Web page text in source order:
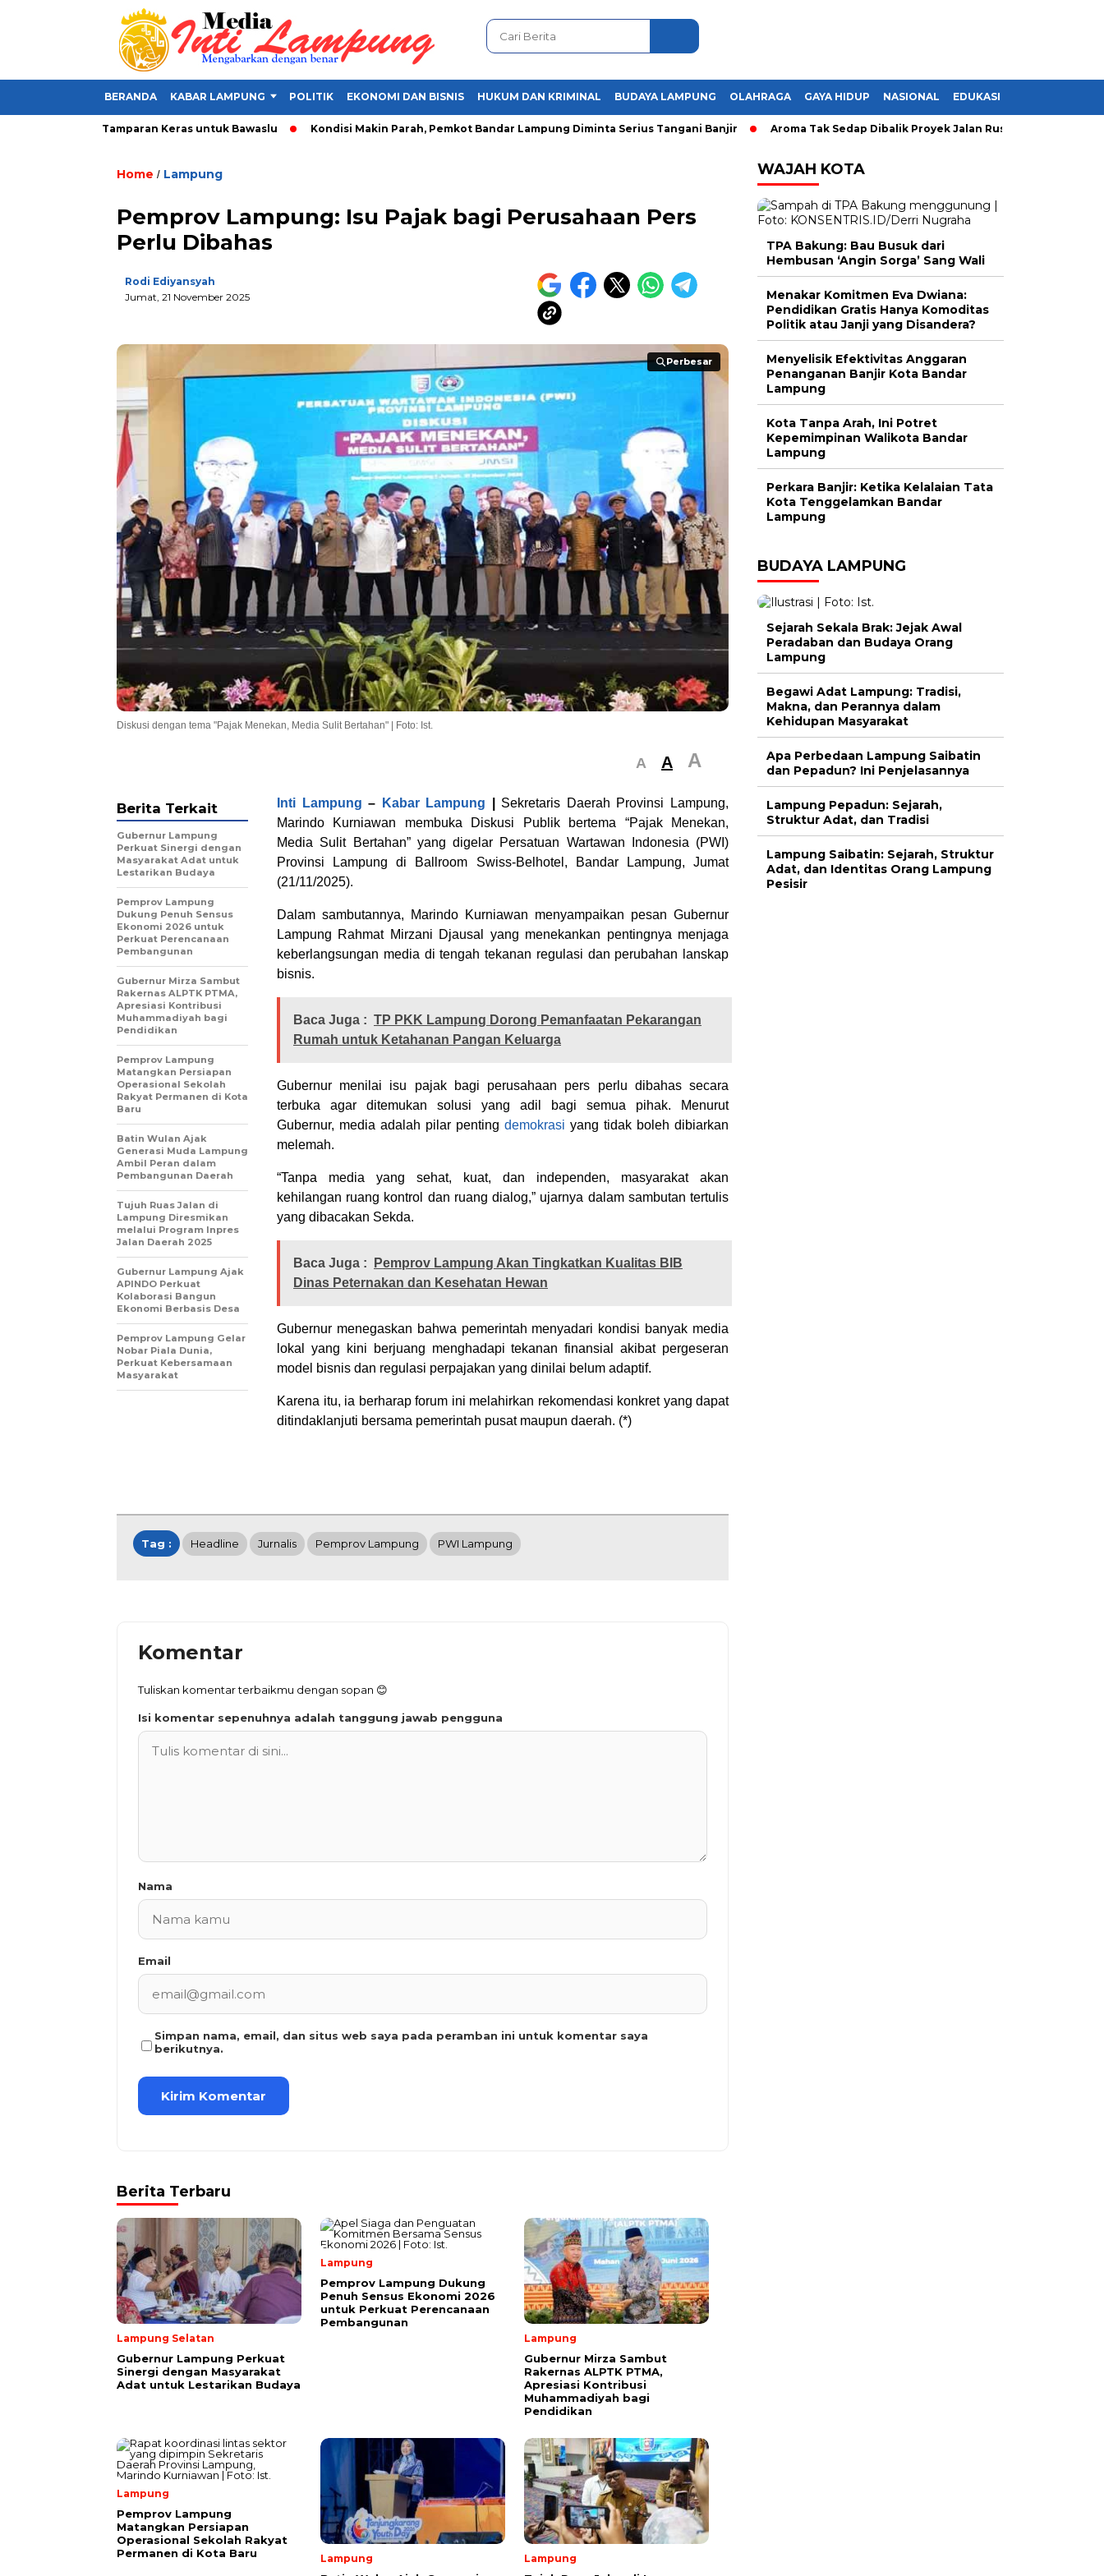
BERANDA KABAR LAMPUNG POLITIK EKONOMI DAN BISNIS HUKUM DAN KRIMINAL BUDAYA LAMPUNG OLAHRAGA GAYA HIDUP NASIONAL EDUKASI
Politik, Tamparan Keras untuk Bawaslu Kondisi Makin Parah, Pemkot Bandar Lampung Diminta Serius Tangani Banjir Aroma Tak Sedap Dibalik Proyek Jalan Rusak di Lampung,
Home / Lampung
Pemprov Lampung: Isu Pajak bagi Perusahaan Pers
Perlu Dibahas
Rodi Ediyansyah
Jumat, 21 November 2025
Perbesar
Perbesar
Diskusi dengan tema "Pajak Menekan, Media Sulit Bertahan" | Foto: Ist.
A A A
Inti Lampung – Kabar Lampung
Sekretaris Daerah Provinsi Lampung,
Marindo Kurniawan membuka Diskusi Publik bertema “Pajak Menekan,
Media Sulit Bertahan” yang digelar Persatuan Wartawan Indonesia (PWI)
Provinsi Lampung di Ballroom Swiss-Belhotel, Bandar Lampung, Jumat
(21/11/2025).
Dalam sambutannya, Marindo Kurniawan menyampaikan pesan Gubernur
Lampung Rahmat Mirzani Djausal yang menekankan pentingnya menjaga
keberlangsungan media di tengah tekanan regulasi dan perubahan lanskap
bisnis.
Baca Juga : TP PKK Lampung Dorong Pemanfaatan Pekarangan
Rumah untuk Ketahanan Pangan Keluarga
Gubernur menilai isu pajak bagi perusahaan pers perlu dibahas secara
terbuka agar ditemukan solusi yang adil bagi semua pihak. Menurut
Gubernur, media adalah pilar penting demokrasi yang tidak boleh dibiarkan
melemah.
“Tanpa media yang sehat, kuat, dan independen, masyarakat akan
kehilangan ruang kontrol dan ruang dialog,” ujarnya dalam sambutan tertulis
yang dibacakan Sekda.
Baca Juga :
Pemprov Lampung Akan Tingkatkan Kualitas BIB
Dinas Peternakan dan Kesehatan Hewan
Gubernur menegaskan bahwa pemerintah menyadari kondisi banyak media
lokal yang kini berjuang menghadapi tekanan finansial akibat pergeseran
model bisnis dan regulasi perpajakan yang dinilai belum adaptif.
Karena itu, ia berharap forum ini melahirkan rekomendasi konkret yang dapat
ditindaklanjuti bersama pemerintah pusat maupun daerah. (*)
Berita Terkait
Gubernur Lampung
Perkuat Sinergi dengan
Masyarakat Adat untuk
Lestarikan Budaya
Pemprov Lampung
Dukung Penuh Sensus
Ekonomi 2026 untuk
Perkuat Perencanaan
Pembangunan
Gubernur Mirza Sambut
Rakernas ALPTK PTMA,
Apresiasi Kontribusi
Muhammadiyah bagi
Pendidikan
Pemprov Lampung
Matangkan Persiapan
Operasional Sekolah
Rakyat Permanen di Kota
Baru
Batin Wulan Ajak
Generasi Muda Lampung
Ambil Peran dalam
Pembangunan Daerah
Tujuh Ruas Jalan di
Lampung Diresmikan
melalui Program Inpres
Jalan Daerah 2025
Gubernur Lampung Ajak
APINDO Perkuat
Kolaborasi Bangun
Ekonomi Berbasis Desa
Pemprov Lampung Gelar
Nobar Piala Dunia,
Perkuat Kebersamaan
Masyarakat
Tag : Headline Jurnalis Pemprov Lampung PWI Lampung
Komentar
Tuliskan komentar terbaikmu dengan sopan 😊
Isi komentar sepenuhnya adalah tanggung jawab pengguna
Nama
Email
Simpan nama, email, dan situs web saya pada peramban ini untuk komentar saya
berikutnya.
Berita Terbaru
Lampung Selatan
Gubernur Lampung Perkuat
Sinergi dengan Masyarakat
Adat untuk Lestarikan Budaya
Lampung
Pemprov Lampung Dukung
Penuh Sensus Ekonomi 2026
untuk Perkuat Perencanaan
Pembangunan
Lampung
Gubernur Mirza Sambut
Rakernas ALPTK PTMA,
Apresiasi Kontribusi
Muhammadiyah bagi
Pendidikan
Lampung
Pemprov Lampung
Matangkan Persiapan
Operasional Sekolah Rakyat
Permanen di Kota Baru
Lampung Lampung
WAJAH KOTA
TPA Bakung: Bau Busuk dari
Hembusan ‘Angin Sorga’ Sang Wali
Menakar Komitmen Eva Dwiana:
Pendidikan Gratis Hanya Komoditas
Politik atau Janji yang Disandera?
Menyelisik Efektivitas Anggaran
Penanganan Banjir Kota Bandar
Lampung
Kota Tanpa Arah, Ini Potret
Kepemimpinan Walikota Bandar
Lampung
Perkara Banjir: Ketika Kelalaian Tata
Kota Tenggelamkan Bandar
Lampung
BUDAYA LAMPUNG
Sejarah Sekala Brak: Jejak Awal
Peradaban dan Budaya Orang
Lampung
Begawi Adat Lampung: Tradisi,
Makna, dan Perannya dalam
Kehidupan Masyarakat
Apa Perbedaan Lampung Saibatin
dan Pepadun? Ini Penjelasannya
Lampung Pepadun: Sejarah,
Struktur Adat, dan Tradisi
Lampung Saibatin: Sejarah, Struktur
Adat, dan Identitas Orang Lampung
Pesisir